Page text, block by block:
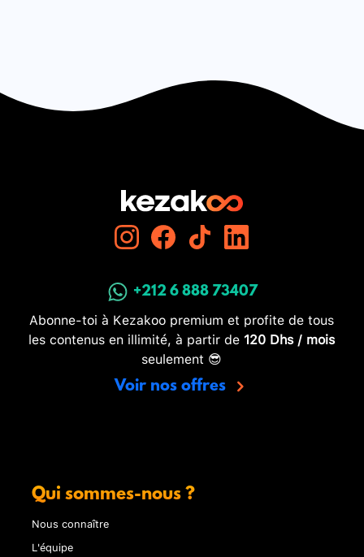
+212 6 888 73407
Abonne-toi à Kezakoo premium et profite de tous
les contenus en illimité, à partir de 120 Dhs / mois
seulement 😎
Voir nos offres
Qui sommes-nous ?
Nous connaître
L'équipe